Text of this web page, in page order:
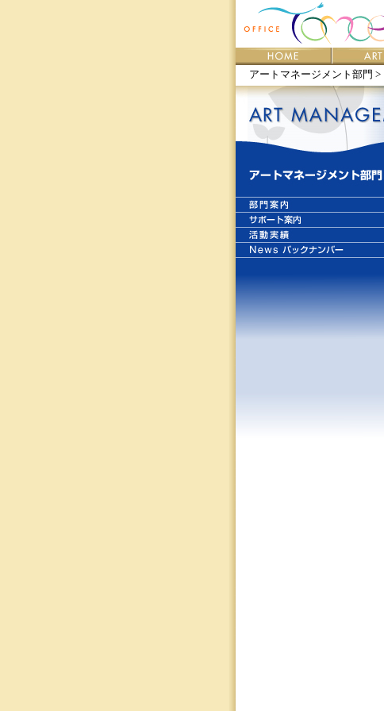
アートマネージメント部門 >